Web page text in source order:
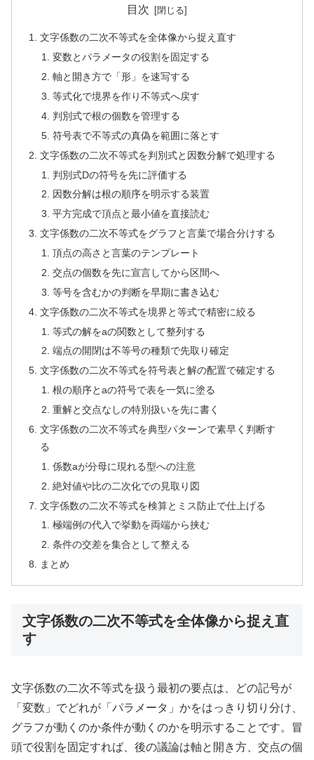
目次
文字係数の二次不等式を全体像から捉え直す
変数とパラメータの役割を固定する
軸と開き方で「形」を速写する
等式化で境界を作り不等式へ戻す
判別式で根の個数を管理する
符号表で不等式の真偽を範囲に落とす
文字係数の二次不等式を判別式と因数分解で処理する
判別式Dの符号を先に評価する
因数分解は根の順序を明示する装置
平方完成で頂点と最小値を直接読む
文字係数の二次不等式をグラフと言葉で場合分けする
頂点の高さと言葉のテンプレート
交点の個数を先に宣言してから区間へ
等号を含むかの判断を早期に書き込む
文字係数の二次不等式を境界と等式で精密に絞る
等式の解をaの関数として整列する
端点の開閉は不等号の種類で先取り確定
文字係数の二次不等式を符号表と解の配置で確定する
根の順序とaの符号で表を一気に塗る
重解と交点なしの特別扱いを先に書く
文字係数の二次不等式を典型パターンで素早く判断す
る
係数aが分母に現れる型への注意
絶対値や比の二次化での見取り図
文字係数の二次不等式を検算とミス防止で仕上げる
極端例の代入で挙動を両端から挟む
条件の交差を集合として整える
まとめ
文字係数の二次不等式を全体像から捉え直
す
文字係数の二次不等式を扱う最初の要点は、どの記号が
「変数」でどれが「パラメータ」かをはっきり切り分け、
グラフが動くのか条件が動くのかを明示することです。冒
頭で役割を固定すれば、後の議論は軸と開き方、交点の個